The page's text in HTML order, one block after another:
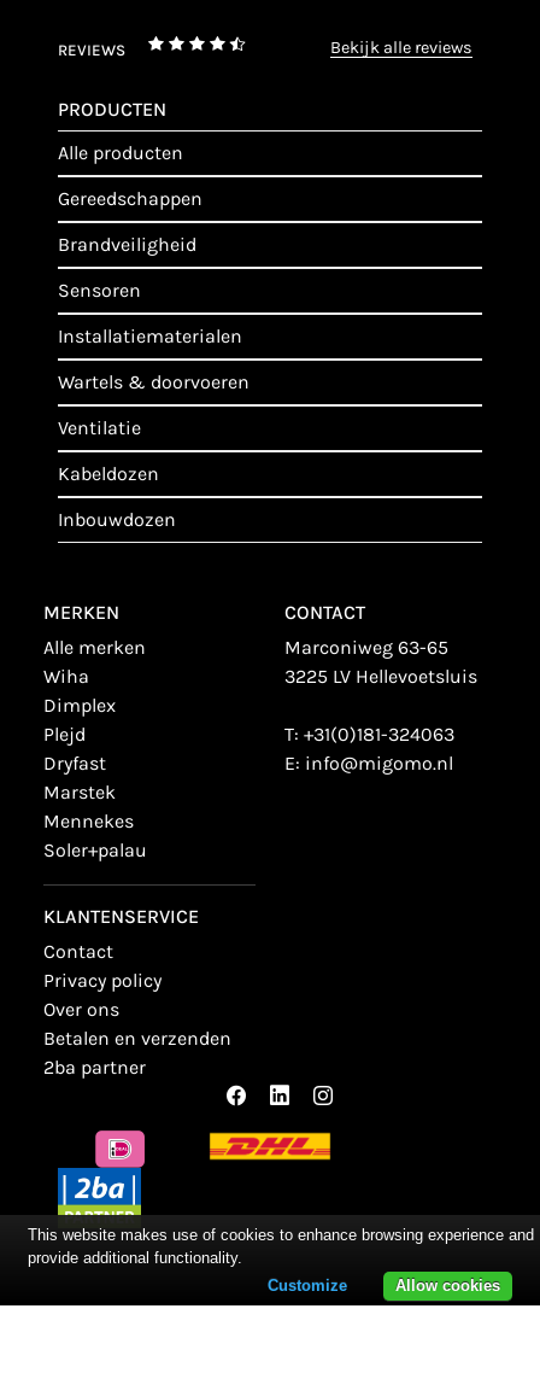
REVIEWS bekijk alle reviews
PRODUCTEN
alle producten
gereedschappen
brandveiligheid
sensoren
installatiematerialen
wartels & doorvoeren
ventilatie
kabeldozen
inbouwdozen
MERKEN
alle merken
wiha
dimplex
plejd
dryfast
marstek
mennekes
soler+palau
KLANTENSERVICE
contact
privacy policy
over ons
betalen en verzenden
2ba partner
CONTACT
Marconiweg 63-65
3225 LV Hellevoetsluis
T: +31(0)181-324063
E: info@migomo.nl
This website makes use of cookies to enhance browsing experience and
provide additional functionality.
Allow cookies
Customize